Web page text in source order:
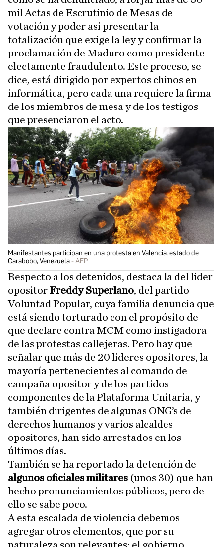
mil Actas de Escrutinio de Mesas de
votación y poder así presentar la
totalización que exige la ley y confirmar la
proclamación de Maduro como presidente
electamente fraudulento. Este proceso, se
dice, está dirigido por expertos chinos en
informática, pero cada una requiere la firma
de los miembros de mesa y de los testigos
que presenciaron el acto.
Manifestantes participan en una protesta en Valencia, estado de
Carabobo, Venezuela
AFP
Respecto a los detenidos, destaca la del líder
opositorFreddy Superlano, del partido
Voluntad Popular, cuya familia denuncia que
está siendo torturado con el propósito de
que declare contra MCM como instigadora
de las protestas callejeras. Pero hay que
señalar que más de 20 líderes opositores, la
mayoría pertenecientes al comando de
campaña opositor y de los partidos
componentes de la Plataforma Unitaria, y
también dirigentes de algunas ONG’s de
derechos humanos y varios alcaldes
opositores, han sido arrestados en los
últimos días.
También se ha reportado la detención de
algunos oficiales militares (unos 30) que han
hecho pronunciamientos públicos, pero de
ello se sabe poco.
A esta escalada de violencia debemos
agregar otros elementos, que por su
naturaleza son relevantes: el gobierno